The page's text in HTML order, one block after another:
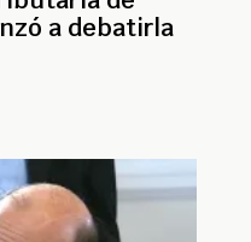
a debatirla